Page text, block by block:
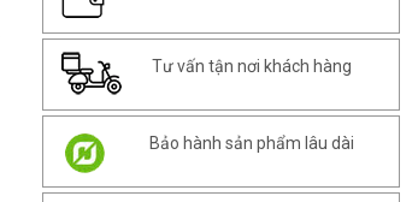
Tư vấn tận nơi khách hàng
Bảo hành sản phẩm lâu dài